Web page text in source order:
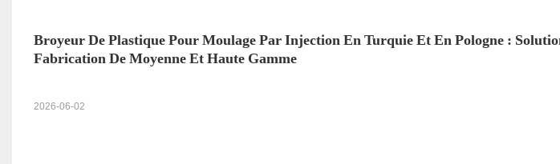
Broyeur De Plastique Pour Moulage Par Injection En Turquie Et En Pologne :
Fabrication De Moyenne Et Haute Gamme
2026-06-02